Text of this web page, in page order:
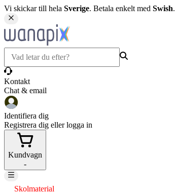
Vi skickar till hela Sverige. Betala enkelt med Swish.
Kontakt
Chat & email
Identifiera dig
Registrera dig eller logga in
Kundvagn
-
Skolmaterial